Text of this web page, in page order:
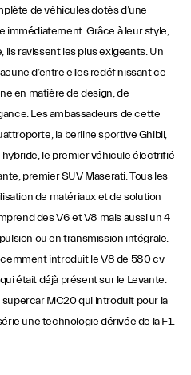
de véhicules dotés d’une
immédiatement. Grâce à leur style,
ravissent les plus exigeants. Un
d’entre elles redéfinissant ce
en matière de design, de
Les ambassadeurs de cette
la berline sportive Ghibli,
le premier véhicule électrifié
premier SUV Maserati. Tous les
de matériaux et de solution
des V6 et V8 mais aussi un 4
ou en transmission intégrale.
introduit le V8 de 580 cv
était déjà présent sur le Levante.
MC20 qui introduit pour la
une technologie dérivée de la F1.